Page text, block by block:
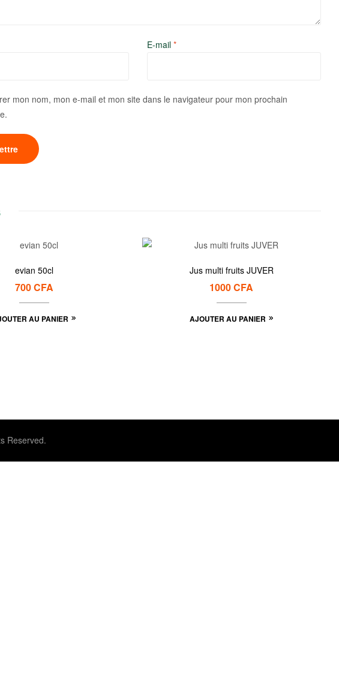
E-mail *
mon nom, mon e-mail et mon site dans le navigateur pour mon prochain
evian 50cl
700CFA
AU PANIER
Jus multi fruits JUVER
1000CFA
AJOUTER AU PANIER
Reserved.